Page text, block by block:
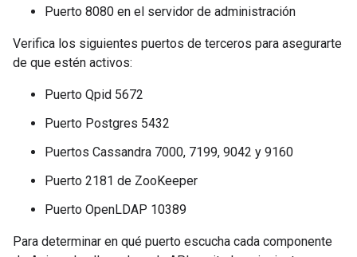
Puerto 8080 en el servidor de administración
Verifica los siguientes puertos de terceros para asegurarte
de que estén activos:
Puerto Qpid 5672
Puerto Postgres 5432
Puertos Cassandra 7000, 7199, 9042 y 9160
Puerto 2181 de ZooKeeper
Puerto OpenLDAP 10389
Para determinar en qué puerto escucha cada componente